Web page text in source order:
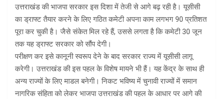
उत्तराखंड की भाजपा सरकार इस दिशा में तेजी से आगे बढ़ रही है। यूसीसी
का ड्राफ्ट तैयार करने के लिए गठित कमेटी अपना काम लगभग 90 प्रतिशत
पूरा कर चुकी है। जैसे संकेत मिल रहे हैं, उससे लगता है कि कमेटी 30 जून
तक यह ड्राफ्ट सरकार को सौंप देगी।
परीक्षण कर इसे कानूनी स्वरूप देने के बाद सरकार राज्य में यूसीसी लागू
करेगी। उत्तराखंड की इस पहल के विशेष मायने भी हैं। यह केंद्र के साथ ही
अन्य राज्यों के लिए माडल बनेगी। निकट भविष्य में चुनावी राज्यों में समान
नागरिक संहिता को लेकर भाजपा उत्तराखंड की पहल के आधार पर आगे की